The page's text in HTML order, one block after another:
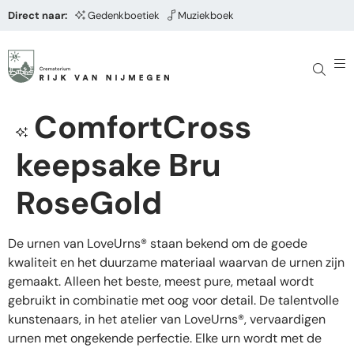
Direct naar: Gedenkboetiek Muziekboek
ComfortCross
keepsake Bru
RoseGold
De urnen van LoveUrns® staan bekend om de goede
kwaliteit en het duurzame materiaal waarvan de urnen zijn
gemaakt. Alleen het beste, meest pure, metaal wordt
gebruikt in combinatie met oog voor detail. De talentvolle
kunstenaars, in het atelier van LoveUrns®, vervaardigen
urnen met ongekende perfectie. Elke urn wordt met de